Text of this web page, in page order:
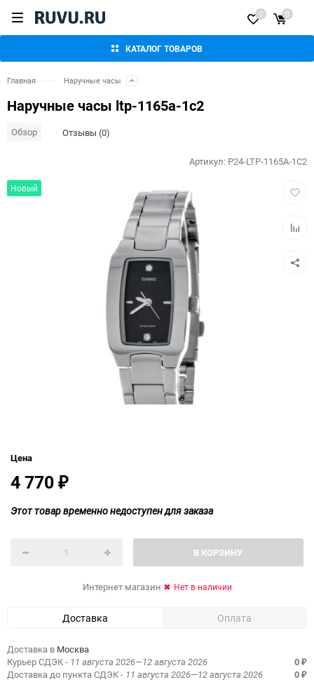
КАТАЛОГ ТОВАРОВ
0 0
Главная Наручные часы
Наручные часы ltp-1165a-1c2
Обзор Отзывы (0)
Новый
Артикул: P24-LTP-1165A-1C2
Цена
4 770 ₽
Этот товар временно недоступен для заказа
В КОРЗИНУ
Интернет магазин Нет в наличии
Доставка Оплата
Доставка в Москва
Курьер СДЭК- 11 августа 2026—12 августа 2026 0 ₽
Доставка до пункта СДЭК- 11 августа 2026—12 августа 2026 0 ₽